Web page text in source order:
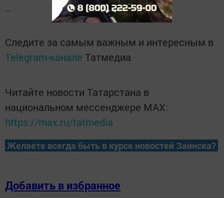
...
Следите за самым важным и интересным в
Telegram-канале Татмедиа
Читайте новости Татарстана в
национальном мессенджере MАХ:
https://max.ru/tatmedia
Желаете всегда быть в курсе новостей Заинска?
Добавить в избранное